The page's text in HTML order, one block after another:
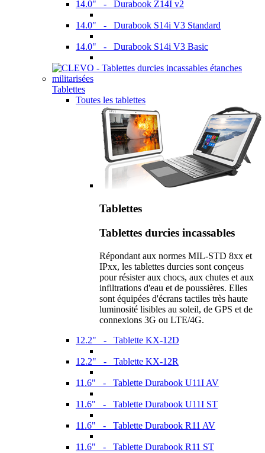
14.0" - Durabook Z14I v2
14.0" - Durabook S14i V3 Standard
14.0" - Durabook S14i V3 Basic
Tablettes
Toutes les tablettes
Tablettes
Tablettes durcies incassables
Répondant aux normes MIL-STD 8xx et
IPxx, les tablettes durcies sont conçeus
pour résister aux chocs, aux chutes et aux
infiltrations d'eau et de poussières. Elles
sont équipées d'écrans tactiles très haute
luminosité lisibles au soleil, de GPS et de
connexions 3G ou LTE/4G.
12.2" - Tablette KX-12D
12.2" - Tablette KX-12R
11.6" - Tablette Durabook U11I AV
11.6" - Tablette Durabook U11I ST
11.6" - Tablette Durabook R11 AV
11.6" - Tablette Durabook R11 ST